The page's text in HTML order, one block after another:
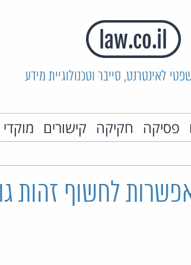
לאינטרנט, סייבר וטכנולוגיית מידע
פסיקה חקיקה קישורים
לחשוף זהות